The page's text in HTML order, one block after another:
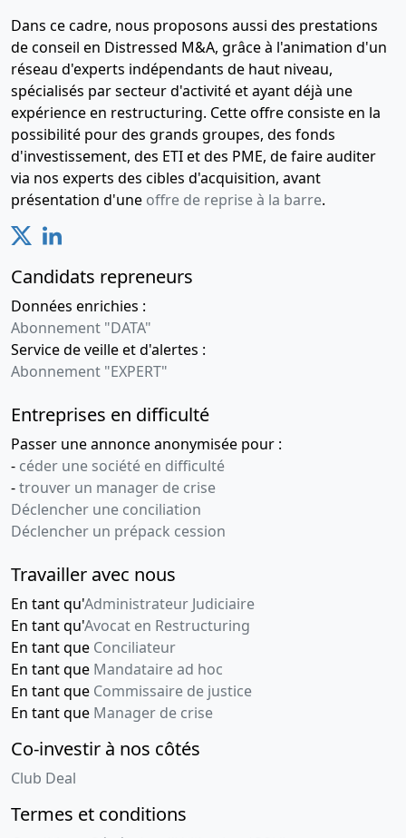
Dans ce cadre, nous proposons aussi des prestations
de conseil en Distressed M&A, grâce à l'animation d'un
réseau d'experts indépendants de haut niveau,
spécialisés par secteur d'activité et ayant déjà une
expérience en restructuring. Cette offre consiste en la
possibilité pour des grands groupes, des fonds
d'investissement, des ETI et des PME, de faire auditer
via nos experts des cibles d'acquisition, avant
présentation d'une offre de reprise à la barre.
Candidats repreneurs
Données enrichies :
Abonnement "DATA"
Service de veille et d'alertes :
Abonnement "EXPERT"
Entreprises en difficulté
Passer une annonce anonymisée pour :
- céder une société en difficulté
-trouver un manager de crise
Déclencher une conciliation
Déclencher un prépack cession
Travailler avec nous
En tant qu'Administrateur Judiciaire
En tant qu'Avocat en Restructuring
En tant que Conciliateur
En tant que Mandataire ad hoc
En tant que Commissaire de justice
En tant que Manager de crise
Co-investir à nos côtés
Club Deal
Termes et conditions